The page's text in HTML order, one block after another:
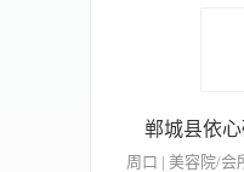
郸城县依
周口 | 美容院/会